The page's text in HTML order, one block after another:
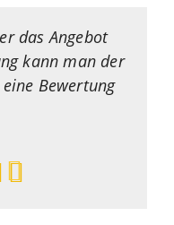
das Angebot
kann man der
Bewertung